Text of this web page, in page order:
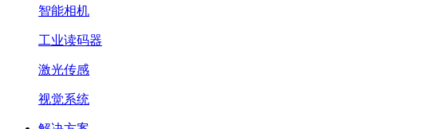
智能相机
工业读码器
激光传感
视觉系统